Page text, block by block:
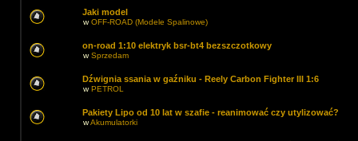
Jaki model
wOFF-ROAD (Modele Spalinowe)
on-road 1:10 elektryk bsr-bt4 bezszczotkowy
wSprzedam
Dźwignia ssania w gaźniku - Reely Carbon Fighter III 1:6
wPETROL
Pakiety Lipo od 10 lat w szafie - reanimować czy utylizować?
wAkumulatorki